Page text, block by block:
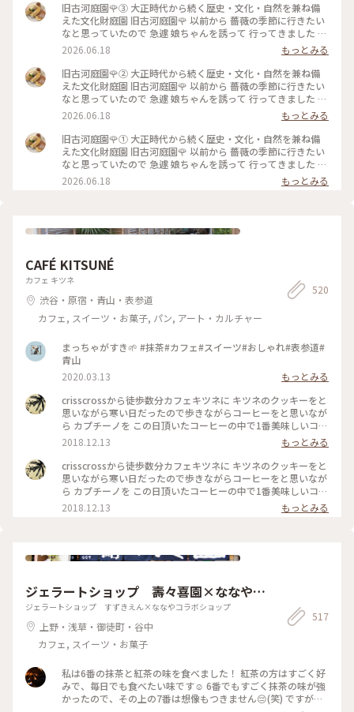
旧古河庭園🌹③ 大正時代から続く歴史・文化・自然を兼ね備
えた文化財庭園⁡ 旧古河庭園🌹 以前から 薔薇の季節に行きたい
なと思っていたので 急遽 娘ちゃんを誘って 行ってきました 先
日の花ファンタジアで また出遅れてしまい まだ薔薇に未練が
あったので🥹 ⁡ やはり見頃は過ぎてしまっていましたが この広
さで 本当にたくさんの種類の薔薇が咲いていて 素敵な庭園で
した✨️ ⁡ 次に行く時は 今回 時間がなくて寄れなかった 洋館の喫
茶室で ゆっくりお茶をしたいです☕️🫖 ⁡ 2026.5.25 📸 ⁡ #旧古河
2026.06.18
もっとみる
旧古河庭園🌹② 大正時代から続く歴史・文化・自然を兼ね備
えた文化財庭園⁡ 旧古河庭園🌹 以前から 薔薇の季節に行きたい
なと思っていたので 急遽 娘ちゃんを誘って 行ってきました 先
日の花ファンタジアで また出遅れてしまい まだ薔薇に未練が
あったので🥹 ⁡ やはり見頃は過ぎてしまっていましたが この広
さで 本当にたくさんの種類の薔薇が咲いていて 素敵な庭園で
した✨️ ⁡ 次に行く時は 今回 時間がなくて寄れなかった 洋館の喫
茶室で ゆっくりお茶をしたいです☕️🫖 ⁡ 2026.5.25 📸 ⁡ #旧古河
2026.06.18
もっとみる
旧古河庭園🌹① 大正時代から続く歴史・文化・自然を兼ね備
えた文化財庭園⁡ 旧古河庭園🌹 以前から 薔薇の季節に行きたい
なと思っていたので 急遽 娘ちゃんを誘って 行ってきました 先
日の花ファンタジアで また出遅れてしまい まだ薔薇に未練が
あったので🥹 ⁡ やはり見頃は過ぎてしまっていましたが この広
茶室で ゆっくりお茶をしたいです☕️🫖 ⁡ 2026.5.25 📸 ⁡ #旧古河
2026.06.18 もっとみる
CAFÉ KITSUNÉ
カフェ キツネ
渋谷・原宿・青山・表参道
カフェ, スイーツ・お菓子, パン, アート・カルチャー
520
まっちゃがすき🌱 #抹茶#カフェ#スイーツ#おしゃれ#表参道#
青山
2020.03.13
もっとみる
crisscrossから徒歩数分カフェキツネに キツネのクッキーをと
思いながら寒い日だったので歩きながらコーヒーをと思いなが
ら カプチーノを この日頂いたコーヒーの中で1番美味しいコー
ヒーでした 店内も清潔感 綺麗な空間 #わたしの街#カフェ巡り
2018.12.13
もっとみる
crisscrossから徒歩数分カフェキツネに キツネのクッキーをと
思いながら寒い日だったので歩きながらコーヒーをと思いなが
ら カプチーノを この日頂いたコーヒーの中で1番美味しいコー
ヒーでした 店内も清潔感 綺麗な空間 #わたしの街#カフェ巡り
2018.12.13 もっとみる
ジェラートショップ 壽々喜園×ななやコ
ラボショップ
ジェラートショップ すずきえん×ななやコラボショップ
上野・浅草・御徒町・谷中
カフェ, スイーツ・お菓子
517
私は6番の抹茶と紅茶の味を食べました！ 紅茶の方はすごく好
みで、毎日でも食べたい味です☺️ 6番でもすごく抹茶の味が強
かったので、その上の7番は想像もつきません😔(笑) ですが、